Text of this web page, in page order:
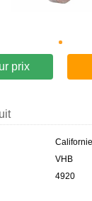
prix
VHB
4920